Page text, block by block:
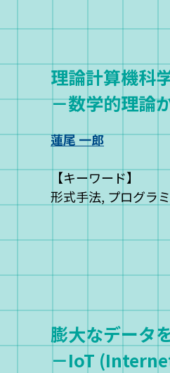
理論計算機科
－数学的理論
蓮尾 一郎
【キーワード】
形式手法, プログラ
膨大なデータ
－IoT